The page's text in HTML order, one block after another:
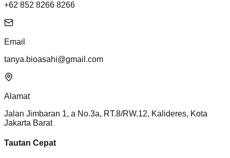
+62 852 8266 8266
Email
tanya.bioasahi@gmail.com
Alamat
Jalan Jimbaran 1, a No.3a, RT.8/RW.12, Kalideres, Kota
Jakarta Barat
Tautan Cepat